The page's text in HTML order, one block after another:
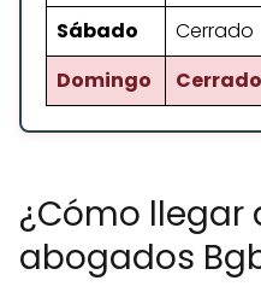
Sábado
Cerrado
Domingo
Cerrado
¿Cómo llegar
abogados